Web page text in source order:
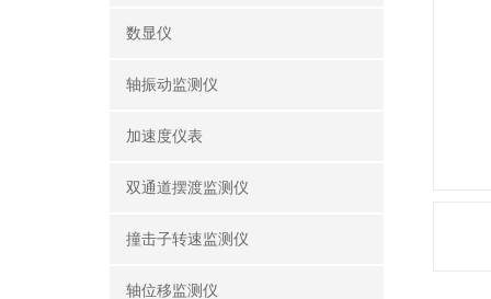
数显仪
轴振动监测仪
加速度仪表
双通道摆渡监测仪
撞击子转速监测仪
轴位移监测仪